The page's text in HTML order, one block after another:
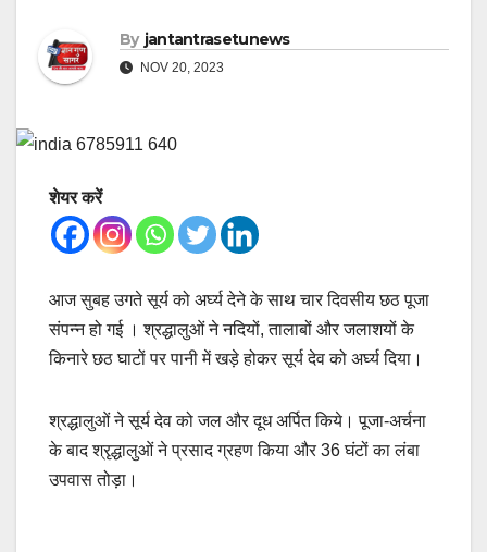
By jantantrasetunews
NOV 20, 2023
शेयर करें
आज सुबह उगते सूर्य को अर्घ्य देने के साथ चार दिवसीय छठ पूजा
संपन्न हो गई । श्रद्धालुओं ने नदियों, तालाबों और जलाशयों के
किनारे छठ घाटों पर पानी में खड़े होकर सूर्य देव को अर्घ्य दिया।
श्रद्धालुओं ने सूर्य देव को जल और दूध अर्पित किये। पूजा-अर्चना
के बाद श्रृद्धालुओं ने प्रसाद ग्रहण किया और 36 घंटों का लंबा
उपवास तोड़ा।